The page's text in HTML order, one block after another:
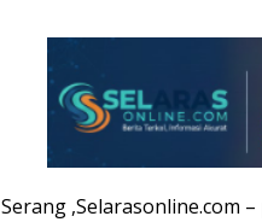
Serang ,Selarasonline.com